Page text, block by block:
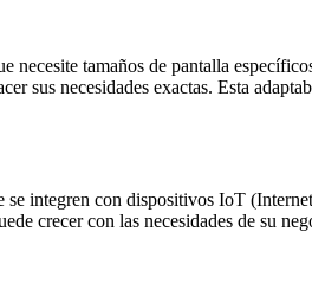
tamaños de pantalla
sus necesidades exactas. Esta
integren con dispositivos IoT
crecer con las necesidades de su